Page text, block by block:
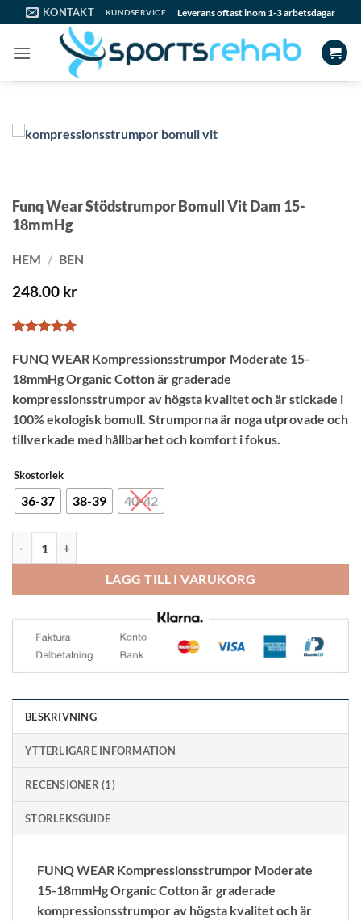
to
content
KONTAKT KUNDSERVICE Leverans oftast inom 1-3 arbetsdagar
Funq Wear Stödstrumpor Bomull Vit Dam 15-
18mmHg
HEM / BEN
248.00 kr
av 5
kundrecension
FUNQ WEAR Kompressionsstrumpor Moderate 15-
18mmHg Organic Cotton är graderade
kompressionsstrumpor av högsta kvalitet och är stickade i
100% ekologisk bomull. Strumporna är noga utprovade och
tillverkade med hållbarhet och komfort i fokus.
Skostorlek
36-37 38-39 40-42
LÄGG TILL I VARUKORG
BESKRIVNING
YTTERLIGARE INFORMATION
RECENSIONER (1)
STORLEKSGUIDE
FUNQ WEAR Kompressionsstrumpor Moderate
15-18mmHg Organic Cotton är graderade
kompressionsstrumpor av högsta kvalitet och är